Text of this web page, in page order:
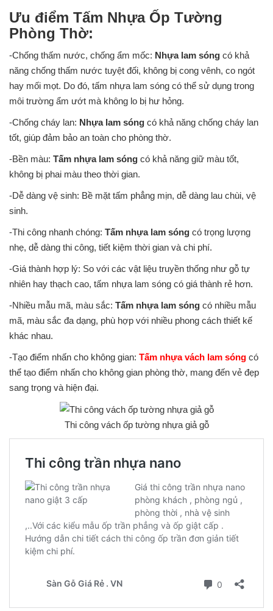
Ưu điểm Tấm Nhựa Ốp Tường
Phòng Thờ:
-Chống thấm nước, chống ẩm mốc: Nhựa lam sóng có khả
năng chống thấm nước tuyệt đối, không bị cong vênh, co ngót
hay mối mọt. Do đó, tấm nhựa lam sóng có thể sử dụng trong
môi trường ẩm ướt mà không lo bị hư hỏng.
-Chống cháy lan: Nhựa lam sóng có khả năng chống cháy lan
tốt, giúp đảm bảo an toàn cho phòng thờ.
-Bền màu: Tấm nhựa lam sóng có khả năng giữ màu tốt,
không bị phai màu theo thời gian.
-Dễ dàng vệ sinh: Bề mặt tấm phẳng mịn, dễ dàng lau chùi, vệ
sinh.
-Thi công nhanh chóng: Tấm nhựa lam sóng có trọng lượng
nhẹ, dễ dàng thi công, tiết kiệm thời gian và chi phí.
-Giá thành hợp lý: So với các vật liệu truyền thống như gỗ tự
nhiên hay thạch cao, tấm nhựa lam sóng có giá thành rẻ hơn.
-Nhiều mẫu mã, màu sắc: Tấm nhựa lam sóng có nhiều mẫu
mã, màu sắc đa dạng, phù hợp với nhiều phong cách thiết kế
khác nhau.
-Tạo điểm nhấn cho không gian: Tấm nhựa vách lam sóng có
thể tạo điểm nhấn cho không gian phòng thờ, mang đến vẻ đẹp
sang trọng và hiện đại.
Thi công vách ốp tường nhựa giả gỗ